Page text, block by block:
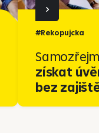
#Rekopujcka
získat
bez